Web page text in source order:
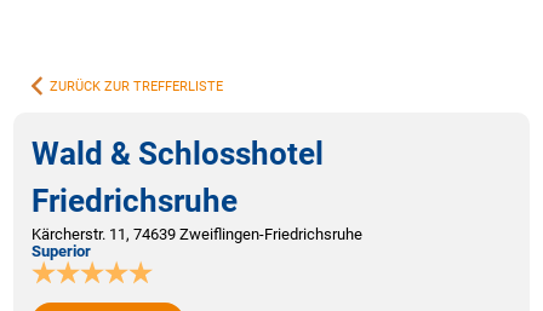
ZURÜCK ZUR TREFFERLISTE
Wald & Schlosshotel
Friedrichsruhe
Kärcherstr. 11, 74639 Zweiflingen-Friedrichsruhe
Superior